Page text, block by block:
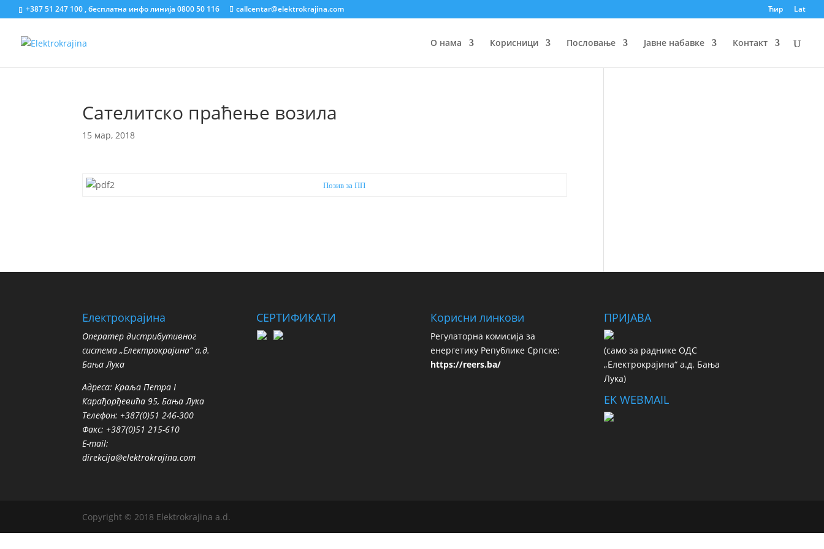
+387 51 247 100 , бесплатна инфо линија 0800 50 116 callcentar@elektrokrajina.com Ћир Lat
О нама Корисници Пословање Јавне набавке Контакт
Сателитско праћење возила
15 мар, 2018
Позив за ПП
Електрокрајина
Oператер дистрибутивног
система „Електрокрајина“ а.д.
Бања Лука
Адреса: Краља Петра I
Карађорђевића 95, Бања Лука
Телефон: +387(0)51 246-300
Факс: +387(0)51 215-610
E-mail:
direkcija@elektrokrajina.com
СЕРТИФИКАТИ Корисни линкови
Регулаторна комисија за
енергетику Републике Српске:
https://reers.ba/
ПРИЈАВА
(сaмo зa рaдникe ОДС
„Електрокрајина“ а.д. Бања
Лука)
EK WEBMAIL
Copyright © 2018 Elektrokrajina a.d.